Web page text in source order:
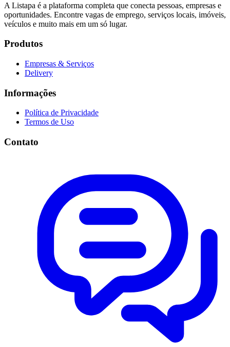
A Listapa é a plataforma completa que conecta pessoas, empresas e
oportunidades. Encontre vagas de emprego, serviços locais, imóveis,
veículos e muito mais em um só lugar.
Produtos
Empresas & Serviços
Delivery
Informações
Política de Privacidade
Termos de Uso
Contato